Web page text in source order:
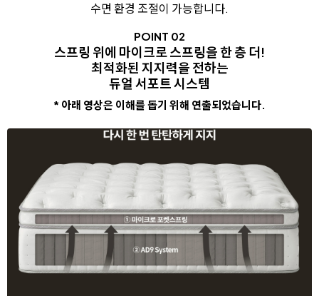
수면 환경 조절이 가능합니다.
POINT 02
스프링 위에 마이크로 스프링을 한 층 더!
최적화된 지지력을 전하는
듀얼 서포트 시스템
* 아래 영상은 이해를 돕기 위해 연출되었습니다.